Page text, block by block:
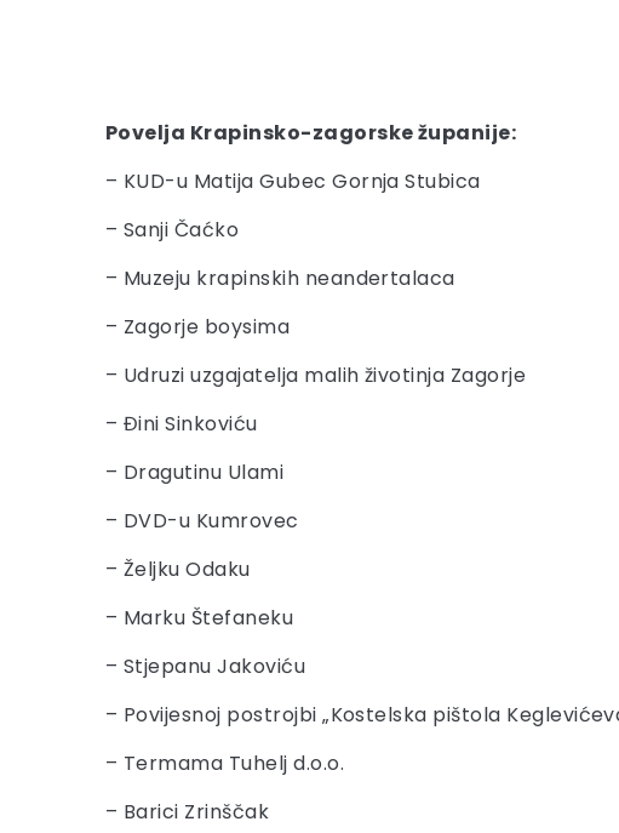
Povelja Krapinsko-zagorske županije:
– KUD-u Matija Gubec Gornja Stubica
– Sanji Čaćko
– Muzeju krapinskih neandertalaca
– Zagorje boysima
– Udruzi uzgajatelja malih životinja Zagorje
– Đini Sinkoviću
– Dragutinu Ulami
– DVD-u Kumrovec
– Željku Odaku
– Marku Štefaneku
– Stjepanu Jakoviću
– Povijesnoj postrojbi „Kostelska pištola
– Termama Tuhelj d.o.o.
– Barici Zrinščak